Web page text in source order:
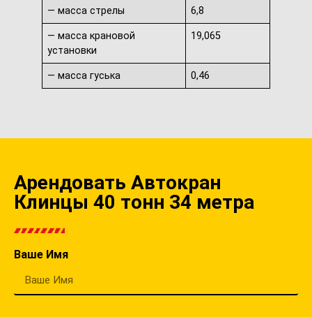
— масса стрелы 6,8
— масса крановой
установки
19,065
— масса гуська 0,46
Арендовать Автокран
Клинцы 40 тонн 34 метра
Ваше Имя